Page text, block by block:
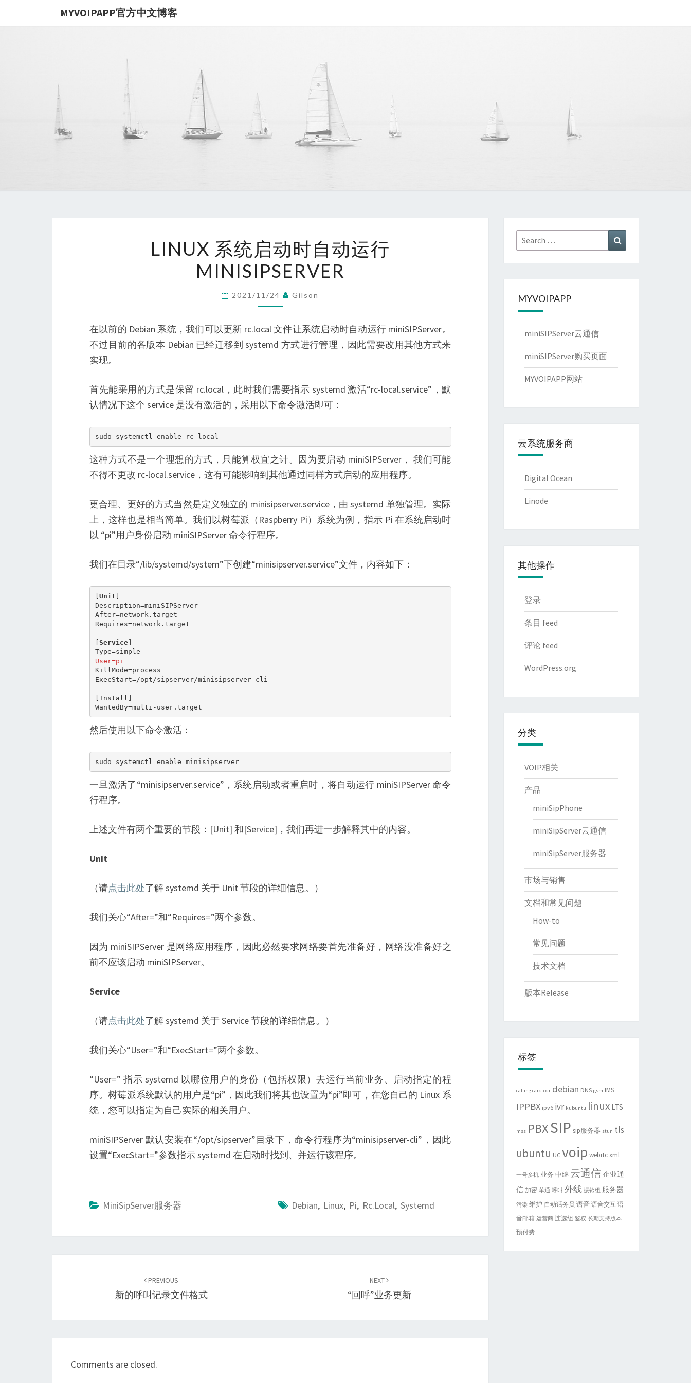
MYVOIPAPP官方中文博客
MYVOIPAPP
讨论
MYVOIPAPP
产品的点点滴
滴，推动中国
系
统
启
动
自
动
MINISIPSERVER
LINUX 系统启动时自动运行
MINISIPSERVER
2021/11/24 Gilson
在以前的 Debian 系统，我们可以更新 rc.local 文件让系统启动时自动运行 miniSIPServer。
不过目前的各版本 Debian 已经迁移到 systemd 方式进行管理，因此需要改用其他方式来
实现。
首先能采用的方式是保留 rc.local，此时我们需要指示 systemd 激活“rc-local.service”，默
认情况下这个 service 是没有激活的，采用以下命令激活即可：
sudo systemctl enable rc-local
这种方式不是一个理想的方式，只能算权宜之计。因为要启动 miniSIPServer， 我们可能
不得不更改 rc-local.service，这有可能影响到其他通过同样方式启动的应用程序。
更合理、更好的方式当然是定义独立的 minisipserver.service，由 systemd 单独管理。实际
上，这样也是相当简单。我们以树莓派（Raspberry Pi）系统为例，指示 Pi 在系统启动时
以 “pi”用户身份启动 miniSIPServer 命令行程序。
我们在目录“/lib/systemd/system”下创建“minisipserver.service”文件，内容如下：
[Unit ]
Description=miniSIPServer
After=network.target
Requires=network.target
[Service]
User=pi
KillMode=process
ExecStart=/opt/sipserver/minisipserver-cli
[Install]
WantedBy=multi-user.target
然后使用以下命令激活：
sudo systemctl enable minisipserver
一旦激活了“minisipserver.service”，系统启动或者重启时，将自动运行 miniSIPServer 命令
行程序。
上述文件有两个重要的节段：[Unit] 和[Service]，我们再进一步解释其中的内容。
Unit
（请点击此处了解 systemd 关于 Unit 节段的详细信息。）
我们关心“After=”和“Requires=”两个参数。
因为 miniSIPServer 是网络应用程序，因此必然要求网络要首先准备好，网络没准备好之
前不应该启动 miniSIPServer。
Service
（请点击此处了解 systemd 关于 Service 节段的详细信息。）
我们关心“User=”和“ExecStart=”两个参数。
“User=” 指示 systemd 以哪位用户的身份（包括权限）去运行当前业务、启动指定的程
序。树莓派系统默认的用户是“pi”，因此我们将其也设置为“pi”即可，在您自己的 Linux 系
统，您可以指定为自己实际的相关用户。
miniSIPServer 默认安装在“/opt/sipserver”目录下，命令行程序为“minisipserver-cli”，因此
设置“ExecStart=”参数指示 systemd 在启动时找到、并运行该程序。
MiniSipServer服务器 Debian, Linux, Pi, Rc.local, Systemd
PREVIOUS
新的呼叫记录文件格式
NEXT
“回呼”业务更新
Comments are closed.
Search
for:
MYVOIPAPP
miniSIPServer云通信
miniSIPServer购买页面
MYVOIPAPP网站
云系统服务商
Digital Ocean
Linode
其他操作
登录
条目 feed
评论 feed
WordPress.org
分类
VOIP相关
产品
miniSipPhone
miniSipServer云通信
miniSipServer服务器
市场与销售
文档和常见问题
How-to
常见问题
技术文档
版本Release
标签
calling card cdr debian DNS gsm IMS
IPPBX ipv6 ivr kubuntu linux LTS
mss PBXSIP sip服务器 stun tls
ubuntu UC voip webrtc xml
一号多机 业务 中继 云通信企业通
信 加密 单通 呼叫 外线 振铃组 服务器
污染 维护 自动话务员 语音 语音交互 语
音邮箱 运营商 连选组 鉴权 长期支持版本
预付费